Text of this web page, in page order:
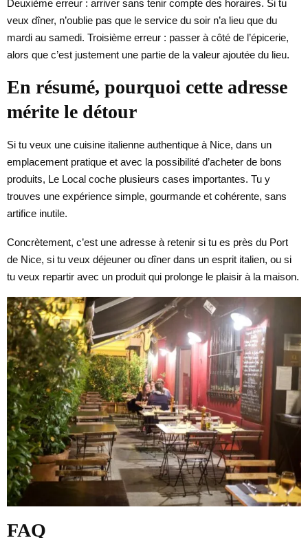
Deuxième erreur : arriver sans tenir compte des horaires. Si tu
veux dîner, n’oublie pas que le service du soir n’a lieu que du
mardi au samedi. Troisième erreur : passer à côté de l’épicerie,
alors que c’est justement une partie de la valeur ajoutée du lieu.
En résumé, pourquoi cette adresse
mérite le détour
Si tu veux une cuisine italienne authentique à Nice, dans un
emplacement pratique et avec la possibilité d’acheter de bons
produits, Le Local coche plusieurs cases importantes. Tu y
trouves une expérience simple, gourmande et cohérente, sans
artifice inutile.
Concrètement, c’est une adresse à retenir si tu es près du Port
de Nice, si tu veux déjeuner ou dîner dans un esprit italien, ou si
tu veux repartir avec un produit qui prolonge le plaisir à la maison.
FAQ